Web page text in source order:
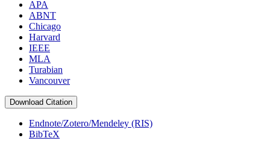
APA
ABNT
Chicago
Harvard
IEEE
MLA
Turabian
Vancouver
Download Citation
Endnote/Zotero/Mendeley (RIS)
BibTeX